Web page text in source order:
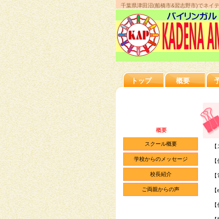
千葉県津田沼(船橋市&習志野市)でネイ
トップ 概要
概要
スクール概要
学校からのメッセージ
校長紹介
ご両親からの声